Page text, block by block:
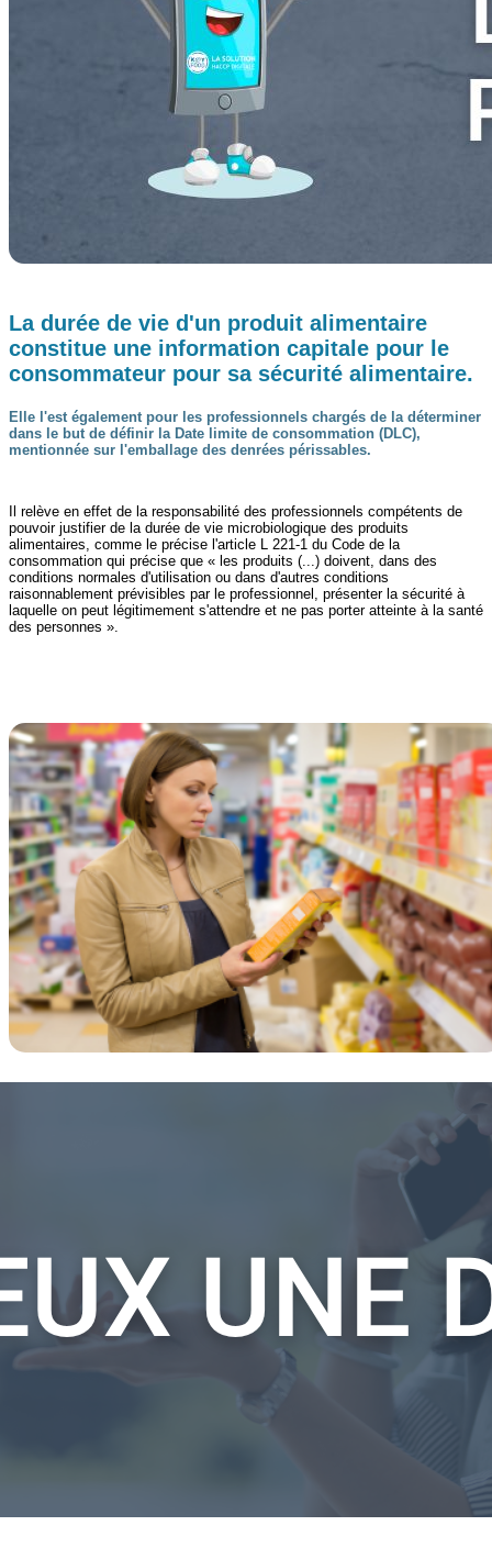
La durée de vie d'un produit alimentaire
constitue une information capitale pour le
consommateur pour sa sécurité alimentaire.
Elle l'est également pour les professionnels chargés de la déterminer
dans le but de définir la Date limite de consommation (DLC),
mentionnée sur l'emballage des denrées périssables.
Il relève en effet de la responsabilité des professionnels compétents de
pouvoir justifier de la durée de vie microbiologique des produits
alimentaires, comme le précise l'article L 221-1 du Code de la
consommation qui précise que « les produits (...) doivent, dans des
conditions normales d'utilisation ou dans d'autres conditions
raisonnablement prévisibles par le professionnel, présenter la sécurité à
laquelle on peut légitimement s'attendre et ne pas porter atteinte à la santé
des personnes ».
procédé de
ingrédients éventuellement
ou encore des
fonction de la sensibilité du produit et du risque potentiel qu'il peut
Dans cette optique, des tests de vieillissement sont réalisés avec la plus
Les tests de vieillissement